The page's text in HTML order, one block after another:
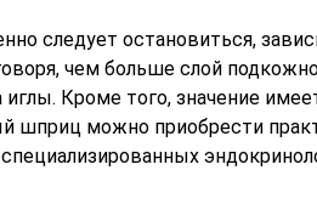
следует остановиться,
чем больше слой
иглы. Кроме того, значение
шприц можно приобрести